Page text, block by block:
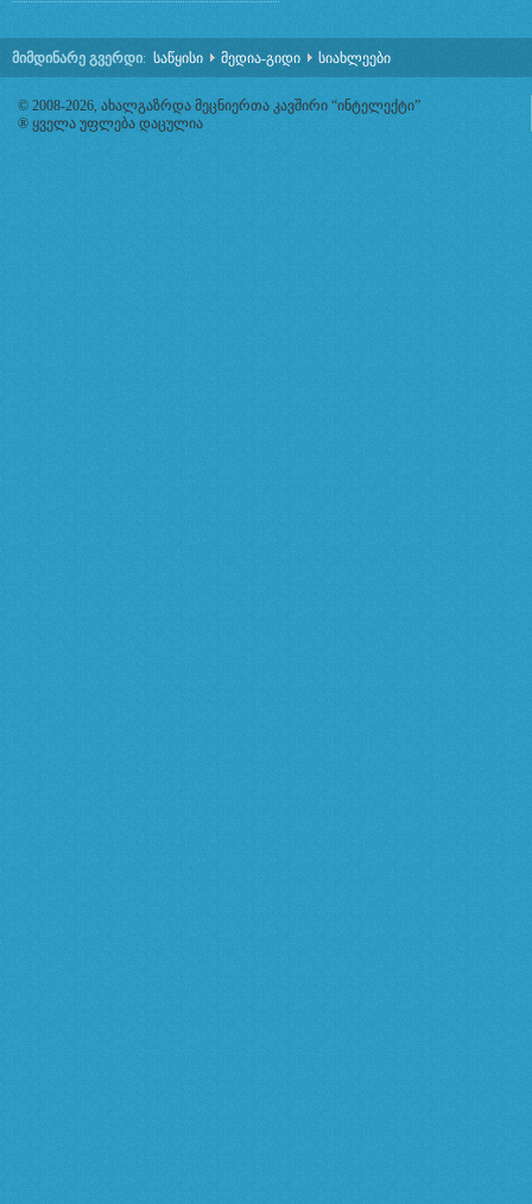
მიმდინარე გვერდი: საწყისი მედია-გიდი სიახლეები
© 2008-2026, ახალგაზრდა მეცნიერთა კავშირი “ინტელექტი”
® ყველა უფლება დაცულია